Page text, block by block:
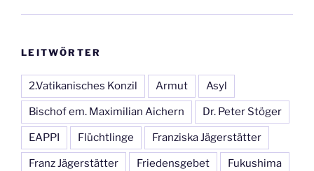
LEITWÖRTER
2.Vatikanisches Konzil Armut Asyl
Bischof em. Maximilian Aichern Dr. Peter Stöger
EAPPI Flüchtlinge Franziska Jägerstätter
Franz Jägerstätter Friedensgebet Fukushima